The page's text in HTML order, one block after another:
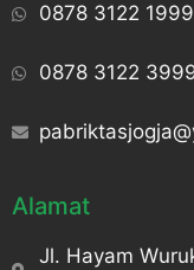
0878 3122
0878 3122
Alamat
Jl. Hayam